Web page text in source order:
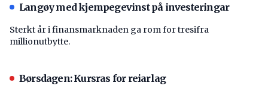
Langøy med kjempegevinst på investeringar
Sterkt år i finansmarknaden ga rom for tresifra
millionutbytte.
Børsdagen: Kursras for reiarlag